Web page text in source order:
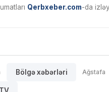
Qerbxeber.com-da
Bölgə xəbərləri Ağstafa